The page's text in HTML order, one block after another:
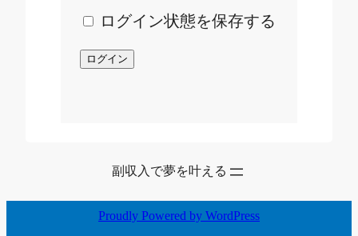
ログイン状態を保存する
副収入で夢を叶える
Proudly Powered by WordPress